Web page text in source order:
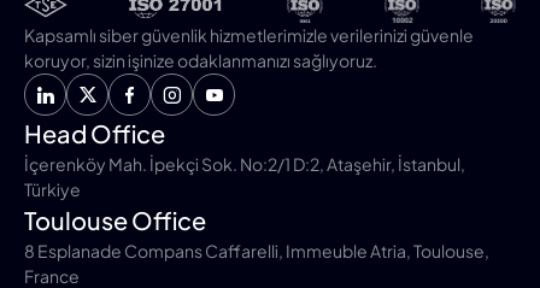
Kapsamlı siber güvenlik hizmetlerimizle verilerinizi güvenle
koruyor, sizin işinize odaklanmanızı sağlıyoruz.
Head Office
İçerenköy Mah. İpekçi Sok. No:2/1 D:2, Ataşehir, İstanbul,
Türkiye
Toulouse Office
8 Esplanade Compans Caffarelli, Immeuble Atria, Toulouse,
France